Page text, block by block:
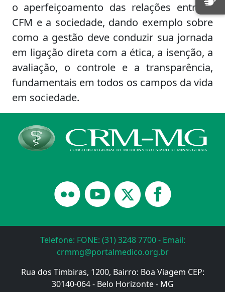
o aperfeiçoamento das relações entre o
CFM e a sociedade, dando exemplo sobre
como a gestão deve conduzir sua jornada
em ligação direta com a ética, a isenção, a
avaliação, o controle e a transparência,
fundamentais em todos os campos da vida
em sociedade.
Telefone: FONE: (31) 3248 7700 - Email:
crmmg@portalmedico.org.br
Rua dos Timbiras, 1200, Bairro: Boa Viagem CEP:
30140-064 - Belo Horizonte - MG